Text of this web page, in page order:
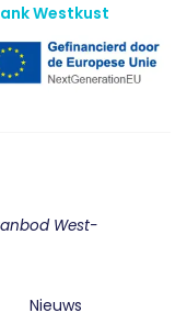
Westkust
West-
Nieuws